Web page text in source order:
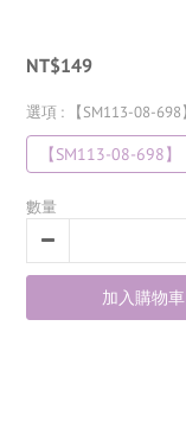
NT$149
選項 : 【SM113-08-698】
【SM113-08-698】
數量
加入購物車